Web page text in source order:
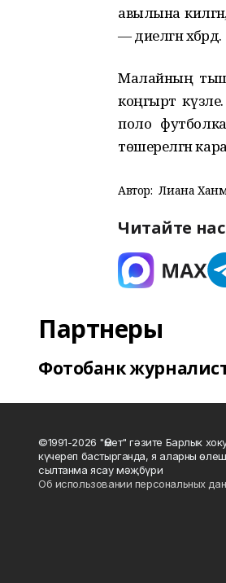
авылына
— диелгән хәбәрдә.
Малайның
коңгырт күзле.
поло
төшерелгән
Автор: Лиана
Читайте нас
Партнеры
Фотобанк
©1991-2026 "Өмет" гәзите Барлык
күчереп бастырганда, я аларны
сылтанма ясау мәҗбүри
Об использовании персональных